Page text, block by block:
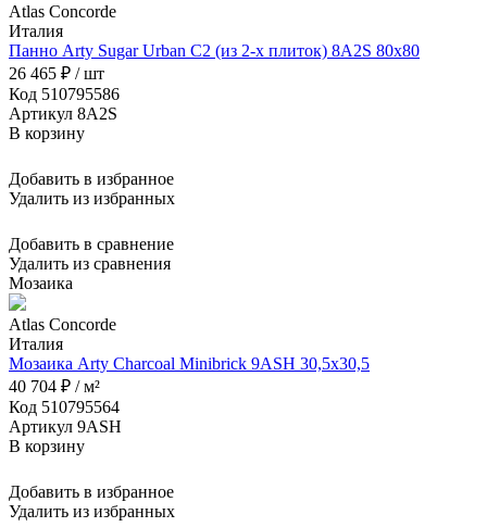
Atlas Concorde
Италия
Панно Arty Sugar Urban C2 (из 2-х плиток) 8A2S 80x80
26 465 ₽ / шт
Код 510795586
Артикул 8A2S
В корзину
Добавить в избранное
Удалить из избранных
Добавить в сравнение
Удалить из сравнения
Мозаика
Atlas Concorde
Италия
Мозаика Arty Charcoal Minibrick 9ASH 30,5x30,5
40 704 ₽ / м²
Код 510795564
Артикул 9ASH
В корзину
Добавить в избранное
Удалить из избранных